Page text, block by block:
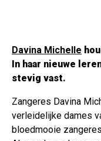
Davina Michelle
In haar nieuwe
stevig vast.
Zangeres Davina
verleidelijke dames
bloedmooie